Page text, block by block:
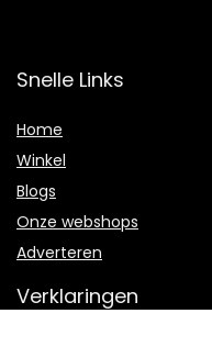
Snelle Links
Home
Winkel
Blogs
Onze webshops
Adverteren
Verklaringen